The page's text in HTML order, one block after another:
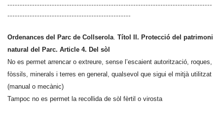
-----------------------------------------------------------------------------------
--------------------------------------------------
Ordenances del Parc de Collserola Títol II. Protecció del patrimoni
natural del Parc. Article 4. Del sòl
No es permet arrencar o extreure, sense l’escaient autorització, roques,
fòssils, minerals i terres en general, qualsevol que sigui el mitjà utilitzat
(manual o mecànic)
Tampoc no es permet la recollida de sòl fèrtil o virosta